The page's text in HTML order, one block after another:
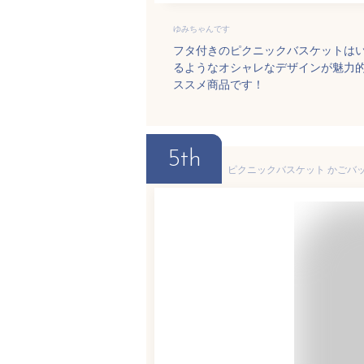
ゆみちゃんです
フタ付きのピクニックバスケットは
るようなオシャレなデザインが魅力
ススメ商品です！
5th